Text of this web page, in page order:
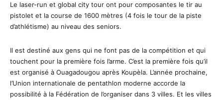
Le laser-run et global city tour ont pour composantes le tir au
pistolet et la course de 1600 mètres (4 fois le tour de la piste
d’athlétisme) au niveau des seniors.
Il est destiné aux gens qui ne font pas de la compétition et qui
touchent pour la première fois l’arme. C’est la première fois qu’il
est organisé à Ouagadougou après Koupèla. L’année prochaine,
l’Union internationale de pentathlon moderne accorde la
possibilité à la Fédération de l’organiser dans 3 villes. Et les villes